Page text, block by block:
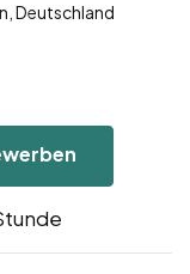
Deutschland